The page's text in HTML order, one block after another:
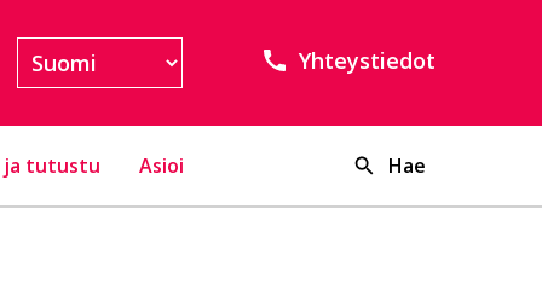
Yhteystiedot
ja tutustu Asioi Hae